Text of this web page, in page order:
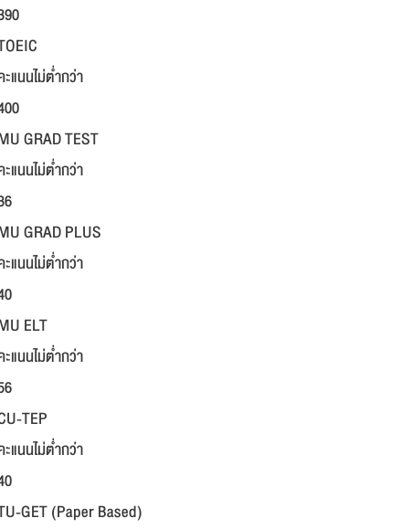
แนนไม่ต่ำกว่า
GRAD TEST
แนนไม่ต่ำกว่า
GRAD PLUS
แนนไม่ต่ำกว่า
ELT
แนนไม่ต่ำกว่า
TEP
แนนไม่ต่ำกว่า
GET (Paper Based)